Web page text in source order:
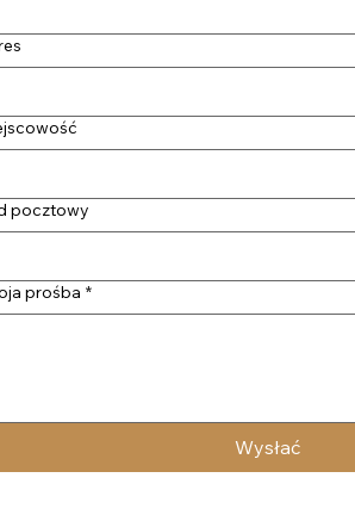
pocztowy
prośba *
Wysłać